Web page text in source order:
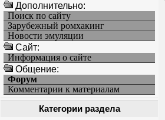
Дополнительно:
Поиск по сайту
Зарубежный ромхакинг
Новости эмуляции
Cайт:
Информация о сайте
Общение:
Форум
Комментарии к материалам
Категории раздела